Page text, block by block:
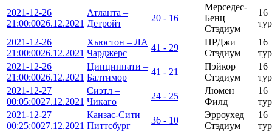
2021-12-26
21:00:0026.12.2021
Атланта –
Детройт
20 - 16
Мерседес-
Бенц
Стэдиум
16
тур
2021-12-26
21:00:0026.12.2021
Хьюстон – ЛА
Чарджерс
41 - 29
НРДжи
Стэдиум
16
тур
2021-12-26
21:00:0026.12.2021
Цинциннати –
Балтимор
41 - 21
Пэйкор
Стэдиум
16
тур
2021-12-27
00:05:0027.12.2021
Сиэтл –
Чикаго
24 - 25
Люмен
Филд
16
тур
2021-12-27
00:25:0027.12.2021
Канзас-Сити –
Питтсбург
36 - 10
Эрроухед
Стэдиум
16
тур